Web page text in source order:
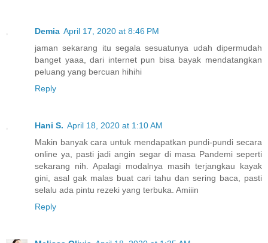
Demia April 17, 2020 at 8:46 PM
jaman sekarang itu segala sesuatunya udah dipermudah
banget yaaa, dari internet pun bisa bayak mendatangkan
peluang yang bercuan hihihi
Reply
Hani S. April 18, 2020 at 1:10 AM
Makin banyak cara untuk mendapatkan pundi-pundi secara
online ya, pasti jadi angin segar di masa Pandemi seperti
sekarang nih. Apalagi modalnya masih terjangkau kayak
gini, asal gak malas buat cari tahu dan sering baca, pasti
selalu ada pintu rezeki yang terbuka. Amiiin
Reply